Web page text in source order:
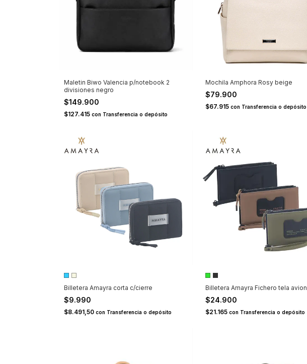
Maletin Biwo Valencia p/notebook 2
divisiones negro
$149.900
$127.415 con Transferencia o depósito
Mochila Amphora Rosy beige
$79.900
$67.915con Transferencia o depósito
Billetera Amayra corta c/cierre
$9.990
$8.491,50 con Transferencia o depósito
Billetera Amayra Fichero tela avion
$24.900
$21.165con Transferencia o depósito